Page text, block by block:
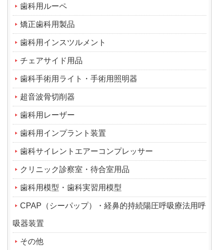
歯科用ルーペ
矯正歯科用製品
歯科用インスツルメント
チェアサイド用品
歯科手術用ライト・手術用照明器
超音波骨切削器
歯科用レーザー
歯科用インプラント装置
歯科サイレントエアーコンプレッサー
クリニック診察室・待合室用品
歯科用模型・歯科実習用模型
CPAP（シーパップ）・経鼻的持続陽圧呼吸療法用呼
吸器装置
その他